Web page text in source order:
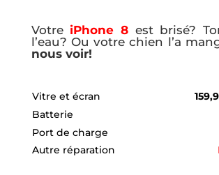
Votre iPhone 8est brisé?
l’eau? Ou votre chien l’a
nous voir!
Vitre et écran
Batterie
Port de charge
Autre réparation